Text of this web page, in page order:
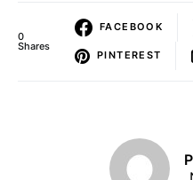
0
Shares
FACEBOOK
PINTEREST